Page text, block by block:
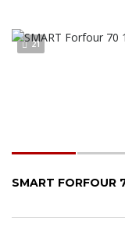
21